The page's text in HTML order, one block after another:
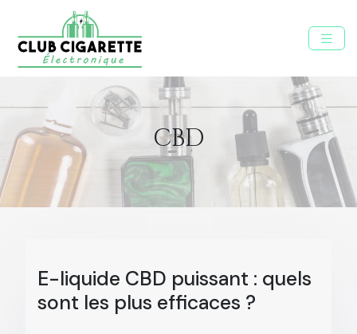
CBD
E-liquide CBD puissant : quels
sont les plus efficaces ?